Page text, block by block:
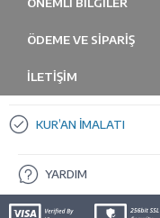
ÖDEME VE SİPARİŞ
İLETİŞİM
KUR’AN İMALATI
YARDIM